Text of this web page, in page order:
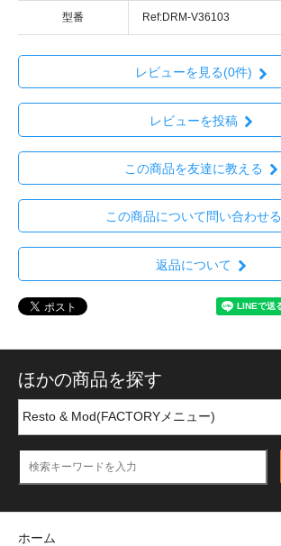
型番 Ref:DRM-V36103
レビューを見る(0件)
レビューを投稿
この商品を友達に教える
この商品について問い合わせる
返品について
ほかの商品を探す
ホーム